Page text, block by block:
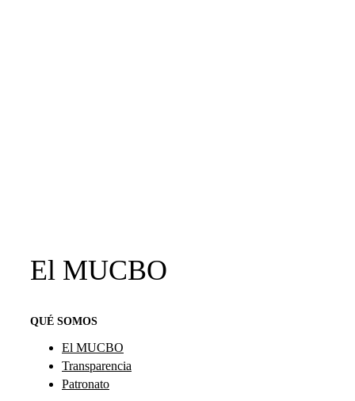
El MUCBO
QUÉ SOMOS
El MUCBO
Transparencia
Patronato